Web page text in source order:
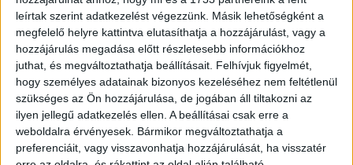
leírtak szerint adatkezelést végezzünk. Másik lehetőségként a
megfelelő helyre kattintva elutasíthatja a hozzájárulást, vagy a
hozzájárulás megadása előtt részletesebb információkhoz
juthat, és megváltoztathatja beállításait. Felhívjuk figyelmét,
hogy személyes adatainak bizonyos kezeléséhez nem feltétlenül
szükséges az Ön hozzájárulása, de jogában áll tiltakozni az
ilyen jellegű adatkezelés ellen. A beállításai csak erre a
weboldalra érvényesek. Bármikor megváltoztathatja a
preferenciáit, vagy visszavonhatja hozzájárulását, ha visszatér
Első világbajnokságára készül a 2008-2009-es születésű játékosok alkotta
magyar ifjúsági...Bővebben →
U16-OS NYÍLT EB: EZÜSTÉRMES A MAGYAR
VÁLOGATOTT!
2026.07.04. 10:51
Első nemzetközi megmérettetésén, a svédországi U16-os nyílt Európa-
bajnokságon rögtön ezüstérmet...Bővebben →